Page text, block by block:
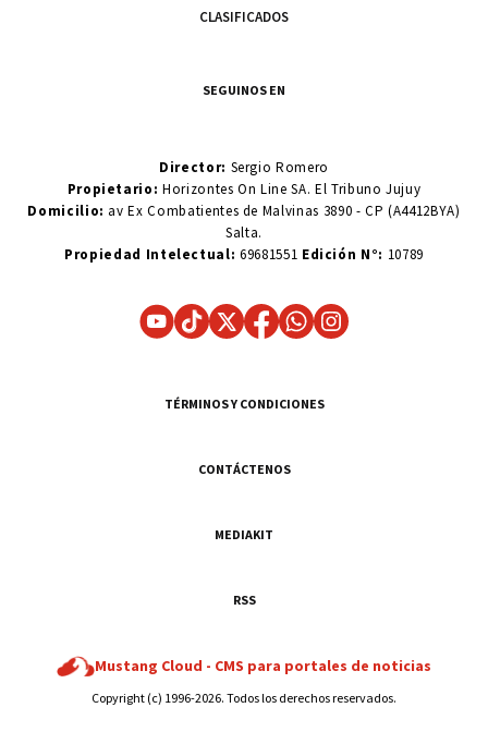
CLASIFICADOS
SEGUINOS EN
Director: Sergio Romero
Propietario:Horizontes On Line SA. El Tribuno Jujuy
Domicilio: av Ex Combatientes de Malvinas 3890 - CP (A4412BYA)
Salta.
Propiedad Intelectual: 69681551 Edición N°: 10789
TÉRMINOS Y CONDICIONES
CONTÁCTENOS
MEDIAKIT
RSS
Mustang Cloud - CMS para portales de noticias
Copyright (c) 1996-2026. Todos los derechos reservados.